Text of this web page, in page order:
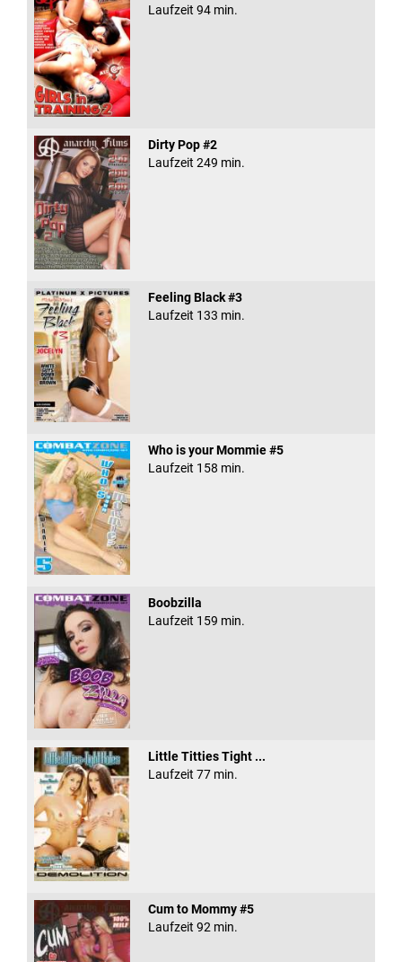
Laufzeit 94 min.
Dirty Pop #2
Laufzeit 249 min.
Feeling Black #3
Laufzeit 133 min.
Who is your Mommie #5
Laufzeit 158 min.
Boobzilla
Laufzeit 159 min.
Little Titties Tight ...
Laufzeit 77 min.
Cum to Mommy #5
Laufzeit 92 min.